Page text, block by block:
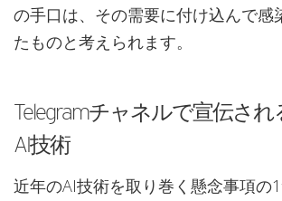
の手口は、その需要に付け込んで感
たものと考えられます。
Telegramチャネルで宣伝さ
AI技術
近年のAI技術を取り巻く懸念事項の1